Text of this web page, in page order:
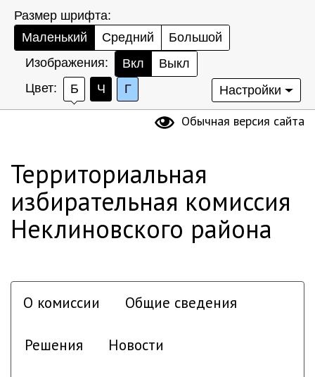
Размер шрифта:
Маленький
Средний
Большой
Изображения:
Вкл
Выкл
Цвет:
Б Ч Г Настройки
Обычная версия сайта
Территориальная
избирательная комиссия
Неклиновского района
О комиссии Общие сведения
Решения Новости